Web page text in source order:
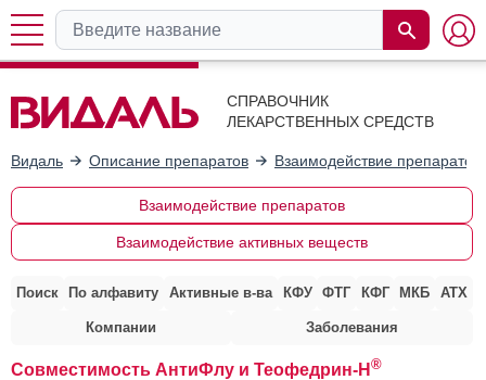
СПРАВОЧНИК
ЛЕКАРСТВЕННЫХ СРЕДСТВ
Видаль Описание препаратов Взаимодействие препаратов
Взаимодействие препаратов
Взаимодействие активных веществ
Поиск По алфавиту Активные в-ва КФУ ФТГ КФГ МКБ АТХ
Компании Заболевания
Совместимость АнтиФлу и Теофедрин-Н ®